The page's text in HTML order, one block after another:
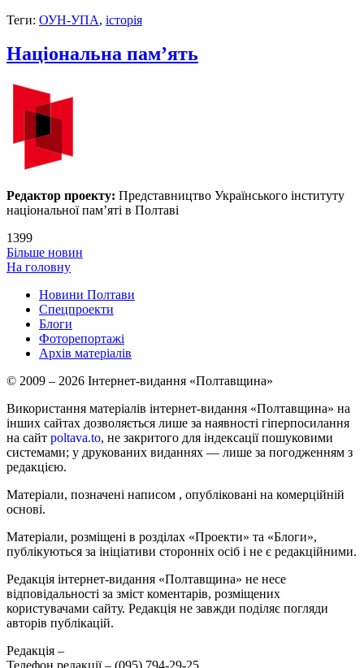
Теги: ОУН-УПА, історія
Національна пам’ять
Редактор проекту: Представництво Українського інституту
національної пам’яті в Полтаві
1399
Більше новин
На головну
Новини Полтави
Спецпроекти
Блоги
Фоторепортажі
Архів матеріалів
© 2009 – 2026 Інтернет-видання «Полтавщина»
Використання матеріалів інтернет-видання «Полтавщина» на
інших сайтах дозволяється лише за наявності гіперпосилання
на сайт poltava.to, не закритого для індексації пошуковими
системами; у друкованих виданнях — лише за погодженням з
редакцією.
Матеріали, позначені написом , опубліковані на комерційній
основі.
Матеріали, розміщені в розділах «Проекти» та «Блоги»,
публікуються за ініціативи сторонніх осіб і не є редакційними.
Редакція інтернет-видання «Полтавщина» не несе
відповідальності за зміст коментарів, розміщених
користувачами сайту. Редакція не завжди поділяє погляди
авторів публікацій.
Редакція –